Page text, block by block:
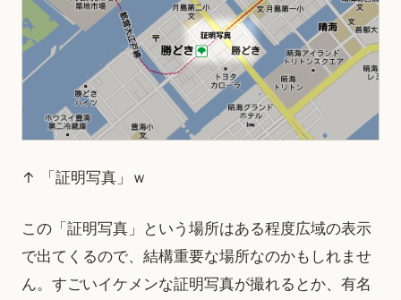
↑ 「証明写真」ｗ
この「証明写真」という場所はある程度広域の表示
で出てくるので、結構重要な場所なのかもしれませ
ん。すごいイケメンな証明写真が撮れるとか、有名